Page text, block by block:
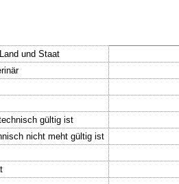
und Staat
gültig ist
nicht meht gültig ist